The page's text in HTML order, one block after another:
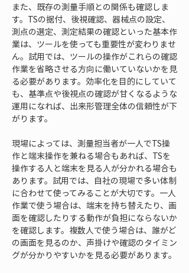
また、既存の測量手順との関係も確認しま
す。TSの据付、後視確認、器械点の設定、
測点の選定、測定結果の確認といった基本作
業は、ツールを使っても重要性が変わりませ
ん。試用では、ツールの操作がこれらの確認
作業を省略させる方向に働いていないかを見
る必要があります。効率化を目的にしていて
も、基準点や後視点の確認が甘くなるような
運用になれば、出来形管理全体の信頼性が下
がります。
現場によっては、測量担当者が一人でTS操
作と端末操作を兼ねる場合もあれば、TSを
操作する人と端末を見る人が分かれる場合も
あります。試用では、自社の現場で多い体制
に合わせて使ってみることが大切です。一人
作業で使う場合は、端末を持ち替えたり、画
面を確認したりする動作が負担にならないか
を確認します。複数人で使う場合は、誰がど
の画面を見るのか、声掛けや確認のタイミン
グが分かりやすいかを見る必要があります。